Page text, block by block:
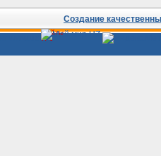
Создание
Сайты
Узбекистана